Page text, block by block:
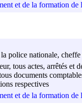
et de la formation
police nationale,
tous actes, arrêtés et
documents
respectives
et de la formation